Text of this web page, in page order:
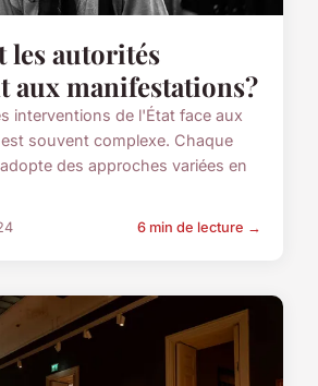
les autorités
aux manifestations?
interventions de l'État face aux
souvent complexe. Chaque
des approches variées en
6 min de lecture →